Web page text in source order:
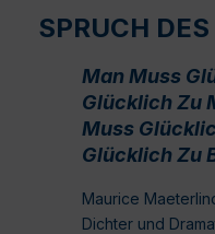
SPRUCH
Man Muss
Glücklich Zu
Muss
Glücklich Zu
Maurice
Dichter und